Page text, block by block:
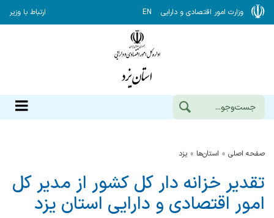
وزارت امور اقتصادی و دارایی EN ارتباط با وزیر
صفحه اصلی استان‌ها يزد
تقدیر خزانه دار کل کشور از مدیر کل
امور اقتصادی و دارایی استان یزد